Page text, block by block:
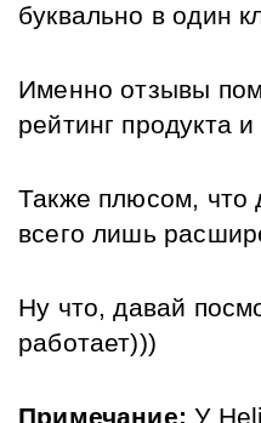
буквально в один
Именно отзывы
рейтинг продукта
Также плюсом, что
всего лишь
Ну что, давай
работает)))
Примечание: У